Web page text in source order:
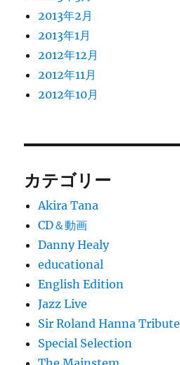
2013年2月
2013年1月
2012年12月
2012年11月
2012年10月
カテゴリー
Akira Tana
CD＆動画
Danny Healy
educational
English Edition
Jazz Live
Sir Roland Hanna Tribute
Special Selection